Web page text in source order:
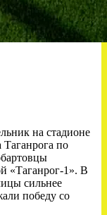
на стадионе
Таганрога по
«Таганрог-1». В
сильнее
победу со